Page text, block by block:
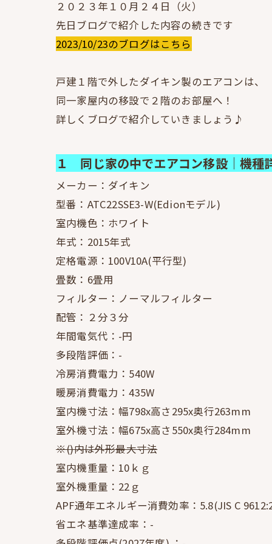
２０２３年１０月２４日（火）
先日ブログで紹介した内容の続きです
2023/10/23のブログはこちら
戸建１階で外したダイキン製のエアコンは、
同一家屋内の移設で２階のお部屋へ！
詳しくブログで紹介していきましょう♪
１ 同じ家の中でエアコン移設｜機種
メーカー：ダイキン
型番：ATC22SSE3-W(Edionモデル)
室内機色：ホワイト
年式：2015年式
定格電源：100V10A(平行型)
畳数：6畳用
フィルター：ノーマルフィルター
配管：２分３分
年間電気代：-円
多段階評価：-
冷房消費電力：540W
暖房消費電力：435W
室内機寸法：幅798x高さ295x奥行263mm
室外機寸法：幅675x高さ550x奥行284mm
※()内は外形最大寸法
室内機重量：10ｋｇ
室外機重量：22ｇ
APF通年エネルギー消費効率：5.8(JIS C
省エネ基準達成率：-